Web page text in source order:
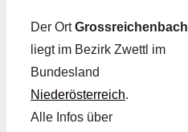
Der OrtGrossreichenbach
liegt im Bezirk Zwettl im
Bundesland
Niederösterreich.
Alle Infos über